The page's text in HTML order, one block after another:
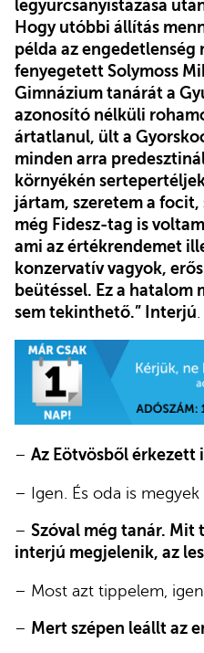
legyurcsányistázása
Hogy utóbbi állítás
példa az engedetlenség
fenyegetett Solymoss
Gimnázium tanárát a
azonosító nélküli
ártatlanul, ült a
minden arra
környékén
jártam, szeretem a
még Fidesz-tag is
ami az értékrendemet
konzervatív vagyok,
beütéssel. Ez a hatalom
sem tekinthető.” Interjú.
– Az Eötvösből érkezett
– Igen. És oda is megyek
– Szóval még tanár. Mit
interjú megjelenik, az
– Most azt tippelem, igen.
– Mert szépen leállt az